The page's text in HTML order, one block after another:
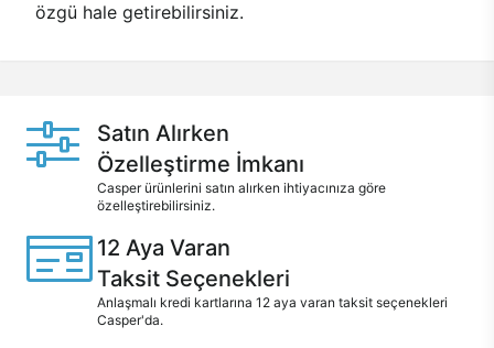
özgü hale getirebilirsiniz.
Satın Alırken
Özelleştirme İmkanı
Casper ürünlerini satın alırken ihtiyacınıza göre
özelleştirebilirsiniz.
12 Aya Varan
Taksit Seçenekleri
Anlaşmalı kredi kartlarına 12 aya varan taksit seçenekleri
Casper'da.